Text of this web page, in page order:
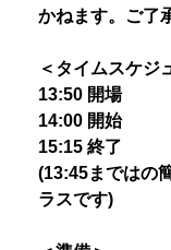
かねます。ご了
＜タイムスケジ
13:50 開場
14:00 開始
15:15 終了
(13:45まではの
ラスです)